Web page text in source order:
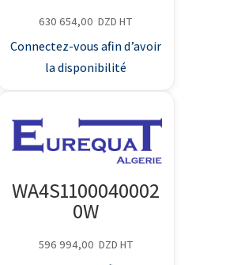
630 654,00 DZD HT
Connectez-vous afin d’avoir
la disponibilité
WA4S1100040002
0W
596 994,00 DZD HT